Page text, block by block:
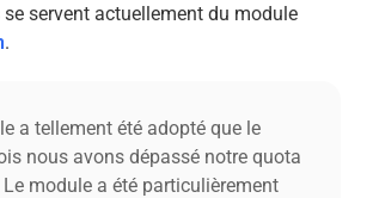
servent actuellement du module
.
a tellement été adopté que le
nous avons dépassé notre quota
module a été particulièrement